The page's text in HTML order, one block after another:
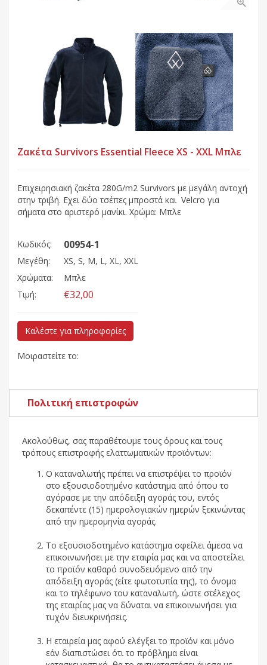
Ζακέτα Survivors Essential Fleece XS - XXL Μπλε
Επιχειρησιακή ζακέτα 280G/m2 Survivors με μεγάλη αντοχή
στην τριβή. Εχει δύο τσέπες μπροστά και Velcro για
σήματα στο αριστερό μανίκι. Χρώμα: Mπλε
Κωδικός: 00954-1
Μεγέθη:
XS, S, M, L, XL, XXL
Χρώματα:
Μπλε
Τιμή:
€32,00
Καλέστε για πληροφορίες
Μοιραστείτε το:
Πολιτική επιστροφών
Ακολούθως, σας παραθέτουμε τους όρους και τους
τρόπους επιστροφής ελαττωματικών προϊόντων:
Ο καταναλωτής πρέπει να επιστρέψει το προϊόν
στο εξουσιοδοτημένο κατάστημα από όπου το
αγόρασε με την απόδειξη αγοράς του, εντός
δεκαπέντε (15) ημερολογιακών ημερών ξεκινώντας
από την ημερομηνία αγοράς.
Το εξουσιοδοτημένο κατάστημα οφείλει άμεσα να
επικοινωνήσει με την εταιρία μας και να αποστείλει
το προϊόν καθαρό συνοδευόμενο από την
απόδειξη αγοράς (είτε φωτοτυπία της), το όνομα
και το τηλέφωνο του καταναλωτή, ώστε στέλεχος
της εταιρίας μας να δύναται να επικοινωνήσει για
τυχόν διευκρινήσεις.
Η εταιρεία μας αφού ελέγξει το προϊόν και μόνο
εάν διαπιστώσει ότι το πρόβλημα είναι